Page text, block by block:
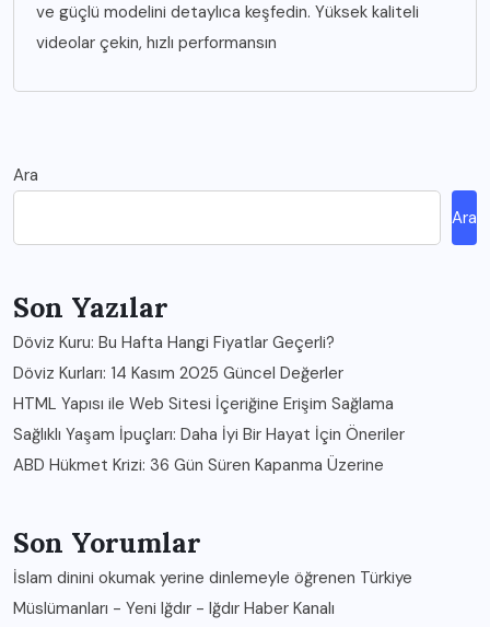
ve güçlü modelini detaylıca keşfedin. Yüksek kaliteli
videolar çekin, hızlı performansın
Ara
Ara
Son Yazılar
Döviz Kuru: Bu Hafta Hangi Fiyatlar Geçerli?
Döviz Kurları: 14 Kasım 2025 Güncel Değerler
HTML Yapısı ile Web Sitesi İçeriğine Erişim Sağlama
Sağlıklı Yaşam İpuçları: Daha İyi Bir Hayat İçin Öneriler
ABD Hükmet Krizi: 36 Gün Süren Kapanma Üzerine
Son Yorumlar
İslam dinini okumak yerine dinlemeyle öğrenen Türkiye
Müslümanları - Yeni Iğdır - Iğdır Haber Kanalı